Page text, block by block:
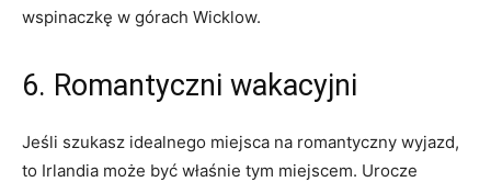
wspinaczkę w górach ‌Wicklow.
6. Romantyczni ‌wakacyjni
Jeśli szukasz idealnego miejsca ⁣na ‌romantyczny ⁣wyjazd,‍
to Irlandia może‌ być ⁤właśnie tym miejscem. Urocze ​